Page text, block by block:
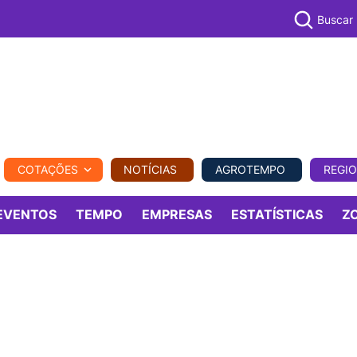
REGIONAL COMERCIAL AGROVIAGENS
Buscar
COTAÇÕES NOTÍCIAS AGROTEMPO
TEMPO EMPRESAS ESTATÍSTICAS